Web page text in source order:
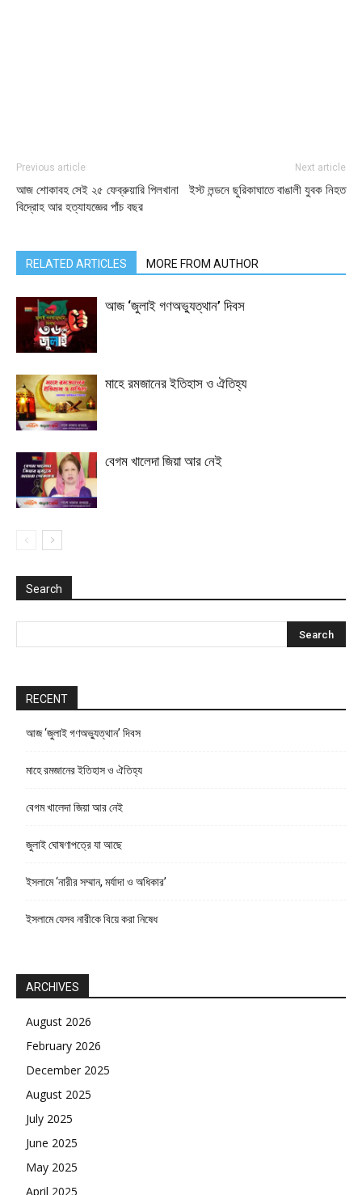
Previous article
আজ শোকাবহ সেই ২৫ ফেব্রুয়ারি পিলখানা
বিদ্রোহ আর হত্যাযজ্ঞের পাঁচ বছর
Next article
ইস্ট লন্ডনে ছুরিকাঘাতে বাঙালী যুবক নিহত
RELATED ARTICLES MORE FROM AUTHOR
আজ ‘জুলাই গণঅভ্যুত্থান’ দিবস
মাহে রমজানের ইতিহাস ও ঐতিহ্য
বেগম খালেদা জিয়া আর নেই
Search
RECENT
আজ ‘জুলাই গণঅভ্যুত্থান’ দিবস
মাহে রমজানের ইতিহাস ও ঐতিহ্য
বেগম খালেদা জিয়া আর নেই
জুলাই ঘোষণাপত্রে যা আছে
ইসলামে ‘নারীর সম্মান, মর্যাদা ও অধিকার’
ইসলামে যেসব নারীকে বিয়ে করা নিষেধ
ARCHIVES
August 2026
February 2026
December 2025
August 2025
July 2025
June 2025
May 2025
April 2025